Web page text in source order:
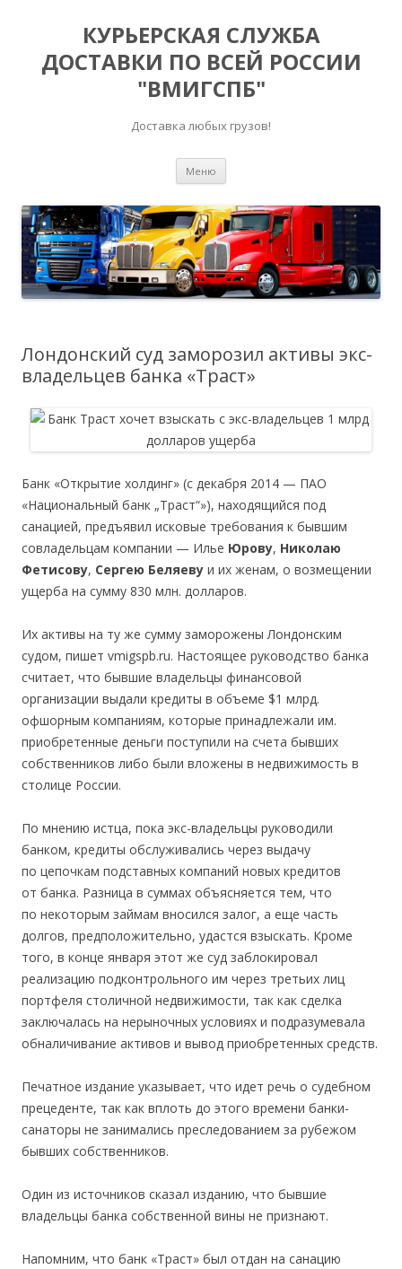
КУРЬЕРСКАЯ СЛУЖБА
ДОСТАВКИ ПО ВСЕЙ РОССИИ
"ВМИГСПБ"
Доставка любых грузов!
Меню
Лондонский суд заморозил активы экс-
владельцев банка «Траст»
Банк «Открытие холдинг» (с декабря 2014 — ПАО
«Национальный банк „Траст“»), находящийся под
санацией, предъявил исковые требования к бывшим
совладельцам компании — Илье Юрову, Николаю
Фетисову, Сергею Беляеву и их женам, о возмещении
ущерба на сумму 830 млн. долларов.
Их активы на ту же сумму заморожены Лондонским
судом, пишет vmigspb.ru. Настоящее руководство банка
считает, что бывшие владельцы финансовой
организации выдали кредиты в объеме $1 млрд.
офшорным компаниям, которые принадлежали им.
приобретенные деньги поступили на счета бывших
собственников либо были вложены в недвижимость в
столице России.
По мнению истца, пока экс-владельцы руководили
банком, кредиты обслуживались через выдачу
по цепочкам подставных компаний новых кредитов
от банка. Разница в суммах объясняется тем, что
по некоторым займам вносился залог, а еще часть
долгов, предположительно, удастся взыскать. Кроме
того, в конце января этот же суд заблокировал
реализацию подконтрольного им через третьих лиц
портфеля столичной недвижимости, так как сделка
заключалась на нерыночных условиях и подразумевала
обналичивание активов и вывод приобретенных средств.
Печатное издание указывает, что идет речь о судебном
прецеденте, так как вплоть до этого времени банки-
санаторы не занимались преследованием за рубежом
бывших собственников.
Один из источников сказал изданию, что бывшие
владельцы банка собственной вины не признают.
Напомним, что банк «Траст» был отдан на санацию